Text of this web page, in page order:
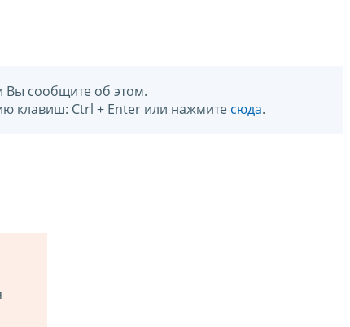
Вы сообщите об этом.
клавиш: Ctrl + Enter или нажмите сюда.